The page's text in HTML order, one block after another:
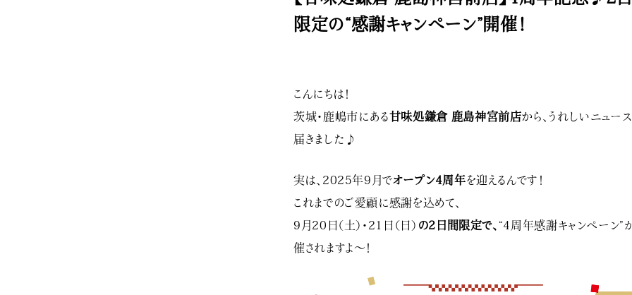
限定の“感謝キャンペーン”開催！
こんにちは！
茨城・鹿嶋市にある甘味処鎌倉 鹿島神宮前店から、うれしいニュー
届きました♪
実は、2025年9月でオープン4周年を迎えるんです！
これまでのご愛顧に感謝を込めて、
9月20日（土）・21日（日） の2日間限定で、 “4周年感謝キャンペーン”
催されますよ〜！